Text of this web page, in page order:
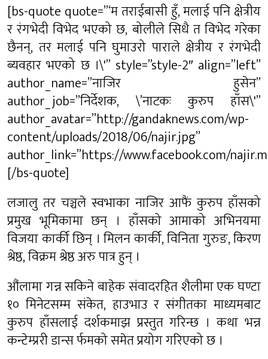
[bs-quote quote=”‘म तराईबासी हुँ, मलाई पनि क्षेत्रीय
र रंगभेदी विभेद भएको छ, बोलीले सिधै त विभेद गरेका
छैनन्, तर मलाई पनि घुमाउरो पाराले क्षेत्रीय र रंगभेदी
ब्यवहार भएको छ ।\'” style=”style-2″ align=”left”
author_name=”नाजिर हुसेन”
author_job=”निर्देशक, \’नाटकः कुरुप हाँस\'”
author_avatar=”http://gandaknews.com/wp-
content/uploads/2018/06/najir.jpg”
author_link=”https://www.facebook.com/
[/bs-quote]
लजालु तर चञ्चले स्वभाका नाजिर आफैं कुरुप हाँसको
प्रमुख भूमिकामा छन् । हाँसको आमाको अभिनयमा
विजया कार्की छिन् । मिलन कार्की, विनिता गुरुङ, किरण
श्रेष्ठ, विक्रम श्रेष्ठ अरु पात्र हुन् ।
औंलामा गन्न सकिने बाहेक संवादरहित शैलीमा एक घण्टा
१० मिनेटसम्म संकेत, हाउभाउ र संगीतका माध्यमबाट
कुरुप हाँसलाई दर्शकमाझ प्रस्तुत गरिन्छ । कथा भन्न
कन्टेम्प्ररी डान्स र्फमको समेत प्रयोग गरिएको छ ।